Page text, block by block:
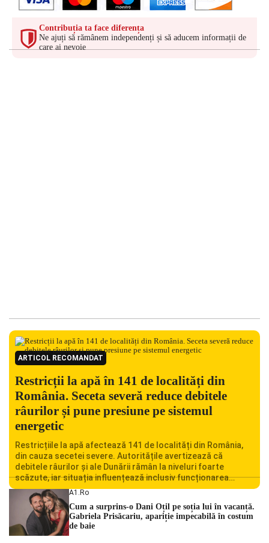
Contribuția ta face diferența
Ne ajuți să rămânem independenți și să aducem informații de
care ai nevoie
ARTICOL RECOMANDAT
Restricții la apă în 141 de localități din
România. Seceta severă reduce debitele
râurilor și pune presiune pe sistemul
energetic
Restricțiile la apă afectează 141 de localități din România,
din cauza secetei severe. Autoritățile avertizează că
debitele râurilor și ale Dunării rămân la niveluri foarte
scăzute, iar situația influențează inclusiv funcționarea
Centralei Nucleare de la Cernavodă. România se confruntă
cu una dintre cele mai dificile perioade din punct de vedere
hidrologic din ultimii ani. Lipsa […]
A1.ro
Cum a surprins-o Dani Oțil pe soția lui în vacanță.
Gabriela Prisăcariu, apariție impecabilă în costum
de baie